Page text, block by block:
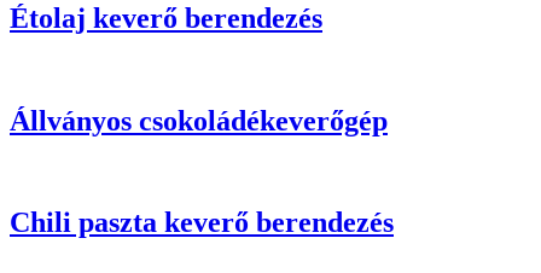
Étolaj keverő berendezés
Állványos csokoládékeverőgép
Chili paszta keverő berendezés